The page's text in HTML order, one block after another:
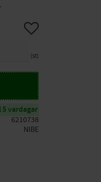
st
Lägg till i favoriter
vardagar
6210738
NIBE